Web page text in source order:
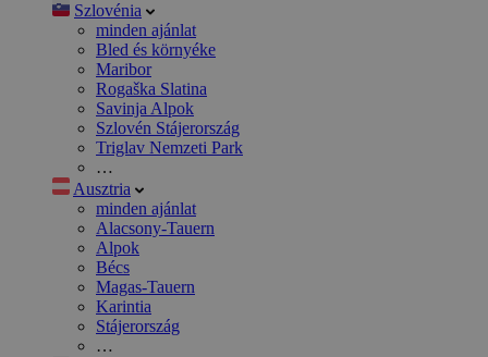
Szlovénia
minden ajánlat
Bled és környéke
Maribor
Rogaška Slatina
Savinja Alpok
Szlovén Stájerország
Triglav Nemzeti Park
…
Ausztria
minden ajánlat
Alacsony-Tauern
Alpok
Bécs
Magas-Tauern
Karintia
Stájerország
…